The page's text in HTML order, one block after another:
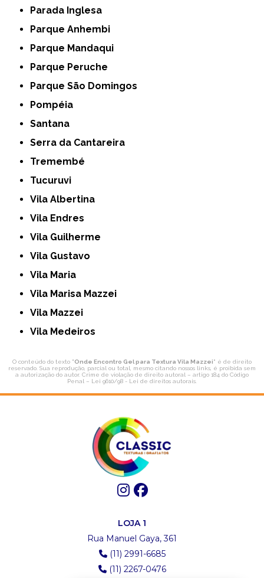
Parada Inglesa
Parque Anhembi
Parque Mandaqui
Parque Peruche
Parque São Domingos
Pompéia
Santana
Serra da Cantareira
Tremembé
Tucuruvi
Vila Albertina
Vila Endres
Vila Guilherme
Vila Gustavo
Vila Maria
Vila Marisa Mazzei
Vila Mazzei
Vila Medeiros
O conteúdo do texto "Onde Encontro Gel para Textura Vila Mazzei" é de direito
reservado. Sua reprodução, parcial ou total, mesmo citando nossos links, é proibida sem
a autorização do autor. Crime de violação de direito autoral – artigo 184 do Código
Penal – Lei 9610/98 - Lei de direitos autorais
LOJA 1
Rua Manuel Gaya, 361
(11) 2991-6685
(11) 2267-0476